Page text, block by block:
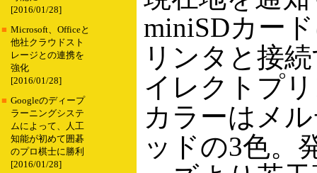
[2016/01/28]
■ Microsoft、Officeと
他社クラウドスト
レージとの連携を
強化
[2016/01/28]
■ Googleのディープ
ラーニングシステ
ムによって、人工
知能が初めて囲碁
のプロ棋士に勝利
[2016/01/28]
miniSDカー
リンタと接
イレクトプ
カラーはメ
ッドの3色。